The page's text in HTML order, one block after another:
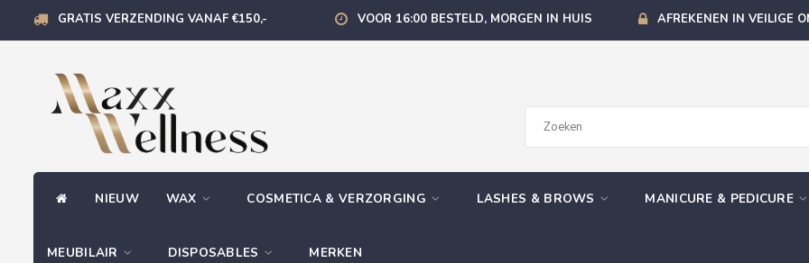
GRATIS VERZENDING VANAF €150,- VOOR 16:00 BESTELD, MORGEN IN HUIS AFREKENEN IN VEILIGE
NIEUW WAX COSMETICA & VERZORGING LASHES & BROWS MANICURE & PEDICURE
MEUBILAIR DISPOSABLES MERKEN